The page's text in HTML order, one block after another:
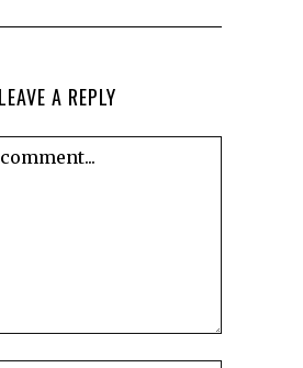
LEAVE A REPLY